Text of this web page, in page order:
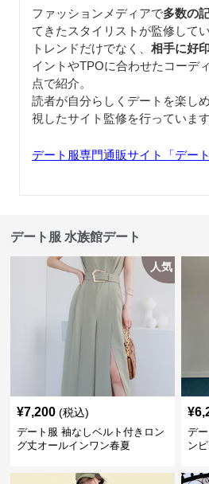
ファッションメディアで多数の
てきたスタイリストが監修してい
トレンドだけでなく、 相手に好
イントやTPOに合わせたコーデ
点で紹介。
読者が自分らしくデートを楽し
視したサイト監修を行っています
デート服専門通販サイト「デート
デート服 水族館デート
人気
¥7,200 (税込)
デート服 袖なしベルト付きロン
グ丈オールインワン春夏
¥
デ
ン